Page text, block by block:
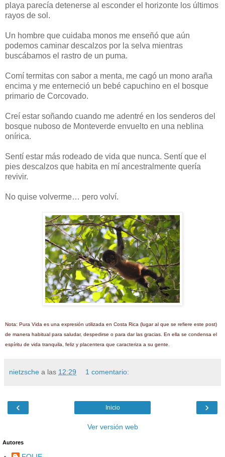
playa parecía detenerse al esconder el horizonte los últimos
rayos de sol.
Un hombre que cuidaba monos me enseñó que aún
podemos caminar descalzos por la selva mientras
buscábamos el rastro de un puma.
Comí termitas con sabor a menta, me cagó un mono araña
encima y me enterneció un bebé capuchino en el bosque
primario de Corcovado.
Creí estar soñando cuando me adentré en los senderos del
bosque nuboso de Monteverde envuelto en una neblina
onírica.
Sentí estar más rodeado de vida que nunca. Sentí que el
pies descalzos que habita en mí ancestralmente quería
revivir.
No quise volverme… pero volví.
Nota: Pura Vida es una expresión utilizada en Costa Rica (lugar al que se refiere este post)
de manera habitual para saludar, despedirse o para dar las gracias. En ella se condensa el
espíritu de vida tranquila, feliz y placentera que caracteriza a su gente.
nietzsche a las 12:29 1 comentario:
‹ ›
Inicio
Ver versión web
Autores